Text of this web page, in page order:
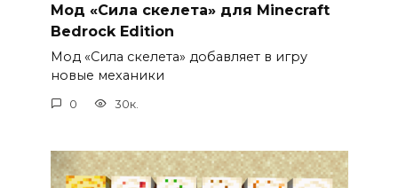
Мод «Сила скелета» для Minecraft
Bedrock Edition
Мод «Сила скелета» добавляет в игру
новые механики
0 30к.